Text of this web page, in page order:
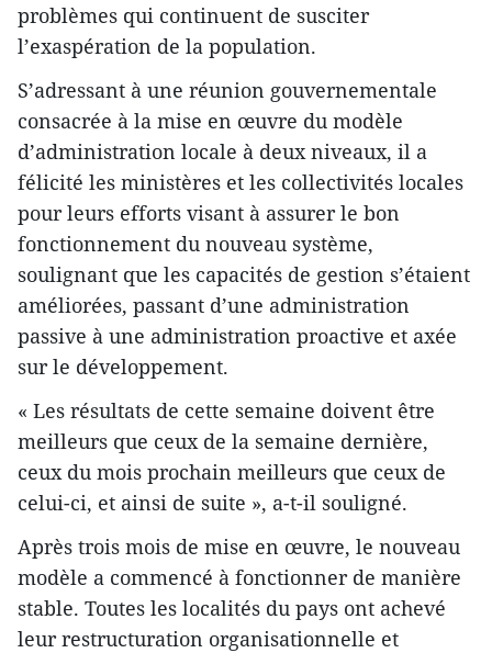
problèmes qui continuent de susciter
l’exaspération de la population.
S’adressant à une réunion gouvernementale
consacrée à la mise en œuvre du modèle
d’administration locale à deux niveaux, il a
félicité les ministères et les collectivités locales
pour leurs efforts visant à assurer le bon
fonctionnement du nouveau système,
soulignant que les capacités de gestion s’étaient
améliorées, passant d’une administration
passive à une administration proactive et axée
sur le développement.
« Les résultats de cette semaine doivent être
meilleurs que ceux de la semaine dernière,
ceux du mois prochain meilleurs que ceux de
celui-ci, et ainsi de suite », a-t-il souligné.
Après trois mois de mise en œuvre, le nouveau
modèle a commencé à fonctionner de manière
stable. Toutes les localités du pays ont achevé
leur restructuration organisationnelle et